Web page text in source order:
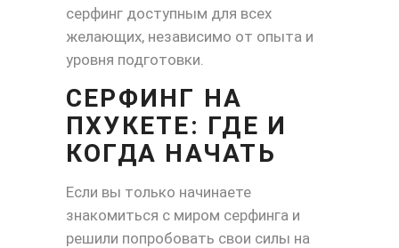
серфинг доступным для всех
желающих, независимо от опыта и
уровня подготовки.
СЕРФИНГ НА
ПХУКЕТЕ: ГДЕ И
КОГДА НАЧАТЬ
Если вы только начинаете
знакомиться с миром серфинга и
решили попробовать свои силы на